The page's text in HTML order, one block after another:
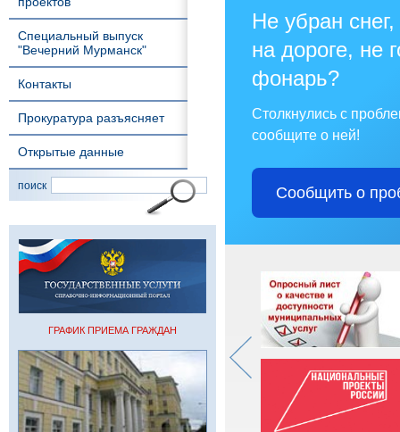
Специальный выпуск
"Вечерний Мурманск"
Контакты
Прокуратура разъясняет
Открытые данные
поиск
ГРАФИК ПРИЕМА ГРАЖДАН
Не убран
на дороге, не
фонарь?
Столкнулись с
сообщите о ней!
Сообщить о